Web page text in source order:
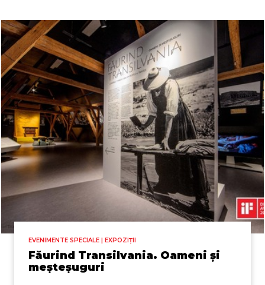
EVENIMENTE SPECIALE | EXPOZIȚII
Făurind Transilvania. Oameni și
meșteșuguri